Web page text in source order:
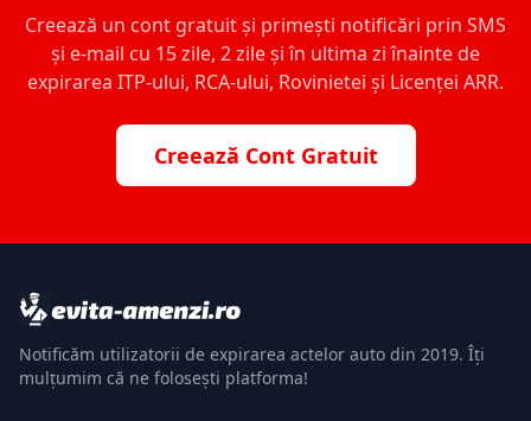
Creează un cont gratuit și primești notificări prin SMS
și e-mail cu 15 zile, 2 zile și în ultima zi înainte de
expirarea ITP-ului, RCA-ului, Rovinietei și Licenței ARR.
Creează Cont Gratuit
Notificăm utilizatorii de expirarea actelor auto din 2019. Îți
mulțumim că ne folosești platforma!